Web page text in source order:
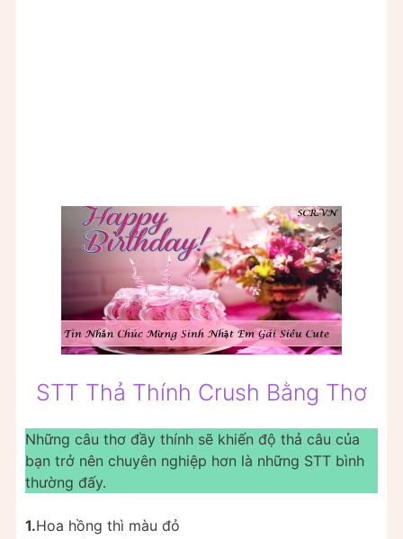
STT Thả Thính Crush Bằng Thơ
Những câu thơ đầy thính sẽ khiến độ thả câu của
bạn trở nên chuyên nghiệp hơn là những STT bình
thường đấy.
1.Hoa hồng thì màu đỏ